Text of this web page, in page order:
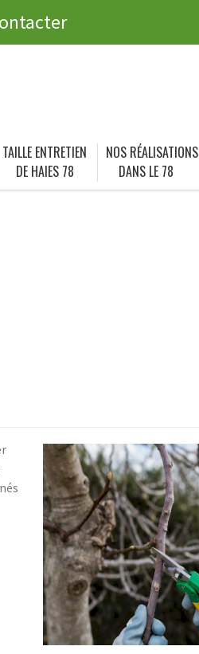
TAILLE ENTRETIEN
DE HAIES 78
NOS RÉALISATIONS
DANS LE 78